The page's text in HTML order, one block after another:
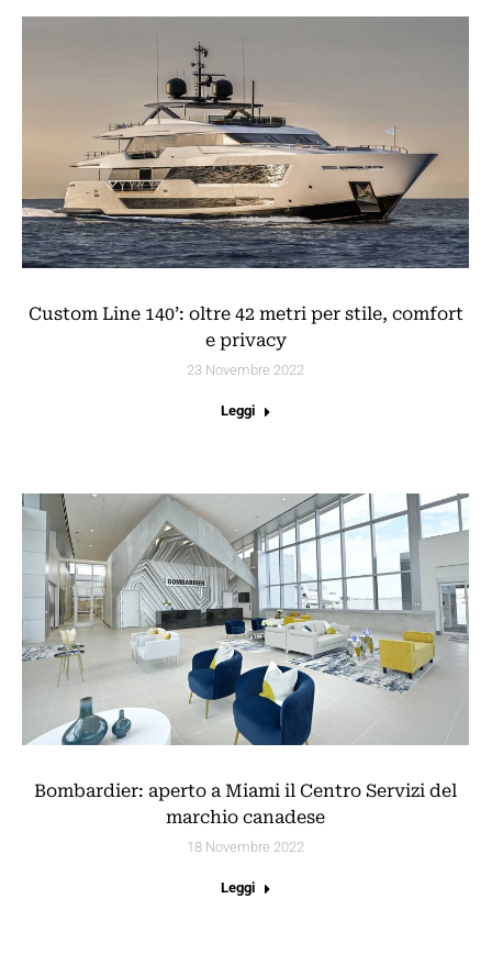
Custom Line 140’: oltre 42 metri per stile, comfort
e privacy
23 Novembre 2022
Leggi
Bombardier: aperto a Miami il Centro Servizi del
marchio canadese
18 Novembre 2022
Leggi